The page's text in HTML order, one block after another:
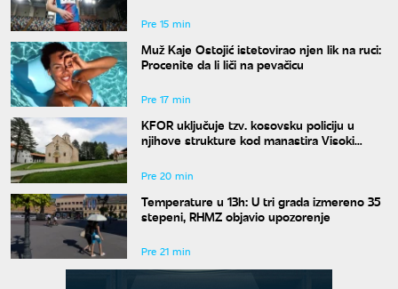
Pre 15 min
Muž Kaje Ostojić istetovirao njen lik na ruci:
Procenite da li liči na pevačicu
Pre 17 min
KFOR uključuje tzv. kosovsku policiju u
njihove strukture kod manastira Visoki
Pre 20 min
Temperature u 13h: U tri grada izmereno 35
stepeni, RHMZ objavio upozorenje
Pre 21 min